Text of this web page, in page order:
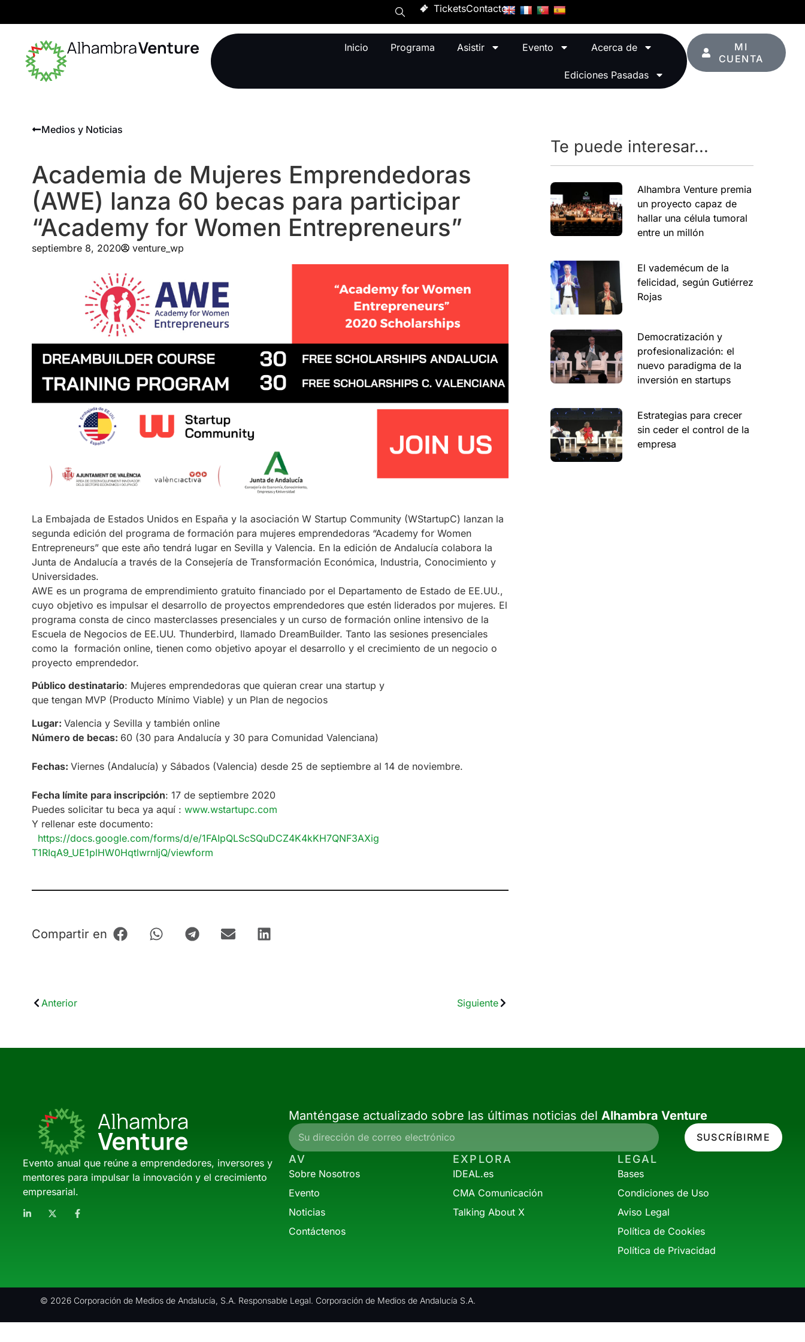
TicketsContacto
Inicio Programa Asistir Evento Acerca de
Ediciones Pasadas
MI
CUENTA
Medios y Noticias
Academia de Mujeres Emprendedoras
(AWE) lanza 60 becas para participar
“Academy for Women Entrepreneurs”
septiembre 8, 2020 venture_wp
La Embajada de Estados Unidos en España y la asociación W Startup Community (WStartupC) lanzan la
segunda edición del programa de formación para mujeres emprendedoras “Academy for Women
Entrepreneurs” que este año tendrá lugar en Sevilla y Valencia. En la edición de Andalucía colabora la
Junta de Andalucía a través de la Consejería de Transformación Económica, Industria, Conocimiento y
Universidades.
AWE es un programa de emprendimiento gratuito financiado por el Departamento de Estado de EE.UU.,
cuyo objetivo es impulsar el desarrollo de proyectos emprendedores que estén liderados por mujeres. El
programa consta de cinco masterclasses presenciales y un curso de formación online intensivo de la
Escuela de Negocios de EE.UU. Thunderbird, llamado DreamBuilder. Tanto las sesiones presenciales
como la formación online, tienen como objetivo apoyar el desarrollo y el crecimiento de un negocio o
proyecto emprendedor.
Público destinatario: Mujeres emprendedoras que quieran crear una startup y
que tengan MVP (Producto Mínimo Viable) y un Plan de negocios
Lugar: Valencia y Sevilla y también online
Número de becas: 60 (30 para Andalucía y 30 para Comunidad Valenciana)
Fechas: Viernes (Andalucía) y Sábados (Valencia) desde 25 de septiembre al 14 de noviembre.
Fecha límite para inscripción: 17 de septiembre2020
Puedes solicitar tu beca ya aquí : www.wstartupc.com
Y rellenar este documento:
https://docs.google.com/forms/d/e/1FAIpQLScSQuDCZ4K4kKH7QNF3AXig
T1RIqA9_UE1plHW0HqtlwrnIjQ/viewform
Compartir en
Anterior Siguiente
Te puede interesar...
Alhambra Venture premia
un proyecto capaz de
hallar una célula tumoral
entre un millón
El vademécum de la
felicidad, según Gutiérrez
Rojas
Democratización y
profesionalización: el
nuevo paradigma de la
inversión en startups
Estrategias para crecer
sin ceder el control de la
empresa
Evento anual que reúne a emprendedores, inversores y
mentores para impulsar la innovación y el crecimiento
empresarial.
Manténgase actualizado sobre las últimas noticias del Alhambra Venture
SUSCRÍBIRME
AV
Sobre Nosotros
Evento
Noticias
Contáctenos
EXPLORA
IDEAL.es
CMA Comunicación
Talking About X
LEGAL
Bases
Condiciones de Uso
Aviso Legal
Política de Cookies
Política de Privacidad
© 2026 Corporación de Medios de Andalucía, S.A. Responsable Legal. Corporación de Medios de Andalucía S.A.